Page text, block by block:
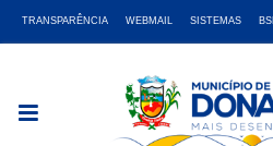
TRANSPARÊNCIA WEBMAIL SISTEMAS